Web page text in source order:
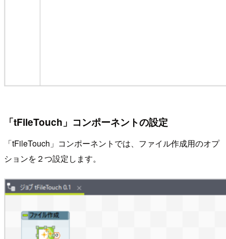
「tFileTouch」コンポーネントの設定
「tFileTouch」コンポーネントでは、ファイル作成用のオプ
ションを２つ設定します。